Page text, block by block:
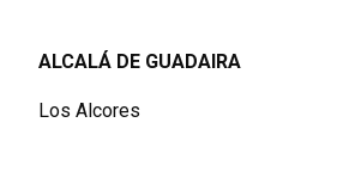
ALCALÁ DE GUADAIRA
Los Alcores